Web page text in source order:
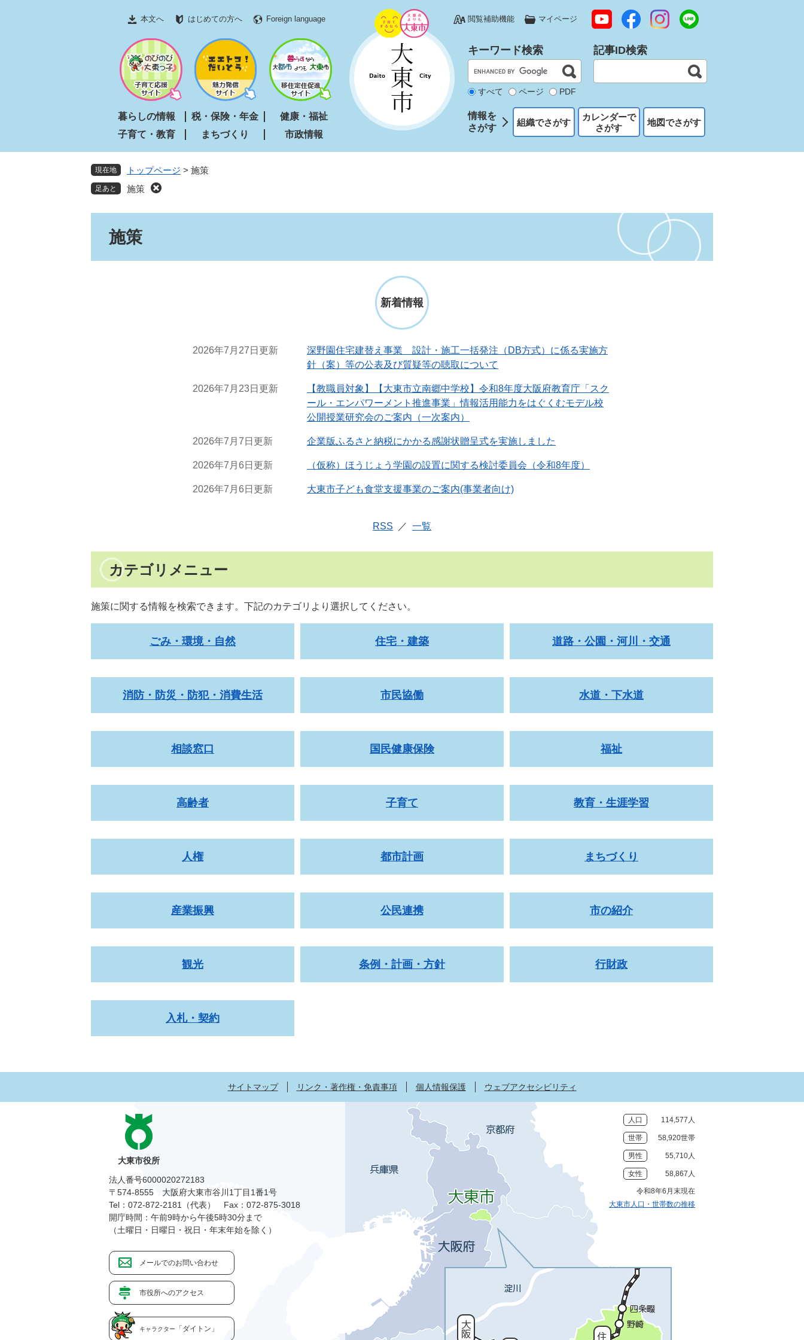
文
本文へ はじめての方へ Foreign language 閲覧補助機能 マイページ
暮らしの情報 税・保険・年金
健康・福祉
子育て・教育
まちづくり 市政情報
キーワード検索
すべて ページ PDF
記事ID検索
情報を
さがす
組織でさがす
カレンダーで
さがす
地図でさがす
現在地 トップページ > 施策
施策
施策
新着情報
2026年7月27日更新
深野園住宅建替え事業 設計・施工一括発注（DB方式）に係る実施方
針（案）等の公表及び質疑等の聴取について
2026年7月23日更新
【教職員対象】【大東市立南郷中学校】令和8年度大阪府教育庁「スク
ール・エンパワーメント推進事業」情報活用能力をはぐくむモデル校
公開授業研究会のご案内（一次案内）
2026年7月7日更新 企業版ふるさと納税にかかる感謝状贈呈式を実施しました
2026年7月6日更新 （仮称）ほうじょう学園の設置に関する検討委員会（令和8年度）
2026年7月6日更新 大東市子ども食堂支援事業のご案内(事業者向け)
RSS 一覧
カテゴリメニュー
施策に関する情報を検索できます。下記のカテゴリより選択してください。
ごみ・環境・自然 住宅・建築 道路・公園・河川・交通
消防・防災・防犯・消費生活 市民協働 水道・下水道
相談窓口 国民健康保険 福祉
高齢者 子育て 教育・生涯学習
人権 都市計画 まちづくり
産業振興 公民連携 市の紹介
観光 条例・計画・方針 行財政
入札・契約
サイトマップ リンク・著作権・免責事項 個人情報保護 ウェブアクセシビリティ
人口 114,577人
世帯 58,920世帯
男性 55,710人
女性 58,867人
令和8年6月末現在
大東市人口・世帯数の推移
大東市役所
法人番号6000020272183
〒574-8555 大阪府大東市谷川1丁目1番1号
Tel：072-872-2181（代表）
Fax：072-875-3018
開庁時間：午前9時から午後5時30分まで
（土曜日・日曜日・祝日・年末年始を除く）
メールでのお問い合わせ
市役所へのアクセス
キャラクター 「ダイトン」